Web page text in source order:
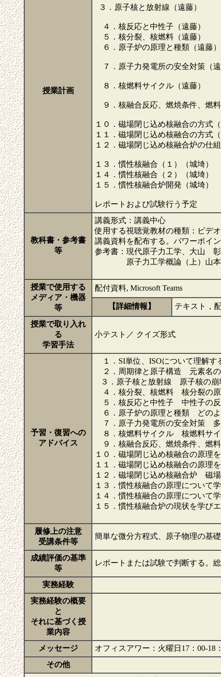
授業計画
３．原子核と放射線（遠藤）
４．核反応と中性子（遠藤）
５．核分裂、核燃料（遠藤）
６．原子炉の原理と種類（遠藤）
７．原子力発電所の安全対策（
８．核燃料サイクル（遠藤）
９．核融合反応、燃焼条件、燃
１０．磁場閉じ込め核融合の方式
１１．磁場閉じ込め核融合の方式
１２．磁場閉じ込め核融合炉の仕
１３．慣性核融合（１）（城埼）
１４．慣性核融合（２）（城埼）
１５．慣性核融合炉開発（城埼）
レポートおよび試験行う予定
教科書・参考書
等
講義形式：講義中心
使用する視聴覚教材の種類：ビデ
講義資料を配布する。パワーポイ
参考書：現代原子力工学、大山
原子力工学概論（上）山本賢
授業で使用する
メディア・機器
等
配付資料, Microsoft Teams
【詳細情報】 テキスト，
授業で取り入れ
る
学習手法
小テスト／ クイズ形式
予習・復習への
アドバイス
１．SI単位、ISOについて理解す
２．周期律と原子構造 元素名の
３．原子核と放射線 原子核の崩
４．核分裂、核燃料 核分裂の原
５．核反応と中性子 中性子の反
６．原子炉の原理と種類 どのよ
７．原子力発電所の安全対策 多
８．核燃料サイクル 核燃料サイ
９．核融合反応、燃焼条件、燃
１０．磁場閉じ込め核融合の原理
１１．磁場閉じ込め核融合の原理
１２．磁場閉じ込め核融合炉 磁
１３．慣性核融合の原理について
１４．慣性核融合の原理について
１５．慣性核融合炉の現状を学び
履修上の注意
受講条件等
簡単な微分方程式、原子物理の基
成績評価の基準
等
レポートまたは試験で判断する。
実務経験
実務経験の概要
と
それに基づく授
業内容
メッセージ
オフィスアワー：火曜日17：00-18
その他